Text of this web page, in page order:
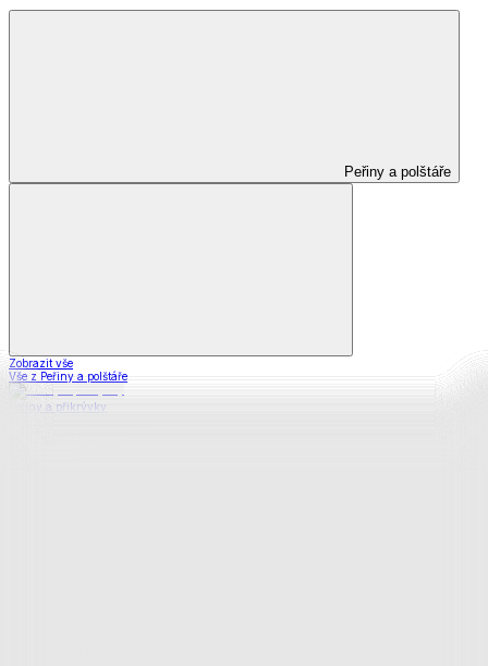
Peřiny a polštáře
Zobrazit vše
Vše z Peřiny a polštáře
Peřiny a přikrývky